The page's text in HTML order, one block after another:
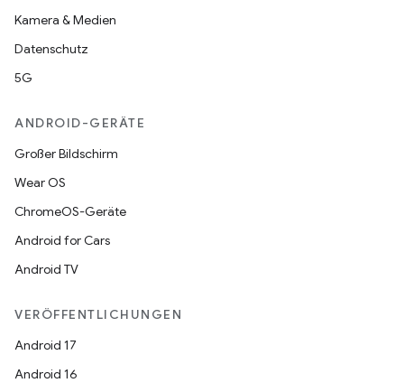
Kamera & Medien
Datenschutz
5G
ANDROID-GERÄTE
Großer Bildschirm
Wear OS
ChromeOS-Geräte
Android for Cars
Android TV
VERÖFFENTLICHUNGEN
Android 17
Android 16